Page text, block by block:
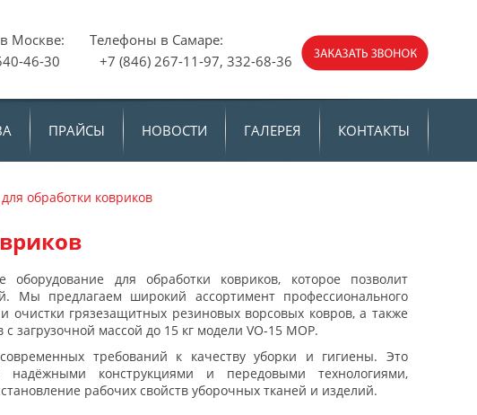
в Москве: Телефоны в Самаре:
46-30 +7 (846) 267-11-97, 332-68-36
ПРАЙСЫ НОВОСТИ ГАЛЕРЕЯ КОНТАКТЫ
обработки ковриков
оборудование для обработки ковриков, которое позволит
Мы предлагаем широкий ассортимент профессионального
очистки грязезащитных резиновых ворсовых ковров, а также
массой до 15 кг модели VO-15 MOP.
требований к качеству уборки и гигиены. Это
конструкциями и передовыми технологиями,
рабочих свойств уборочных тканей и изделий.